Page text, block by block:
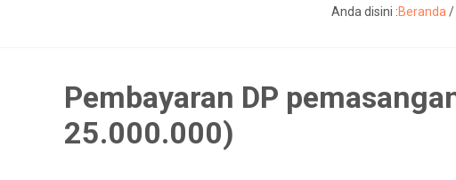
Anda disini :Beranda /
Pembayaran DP
25.000.000)